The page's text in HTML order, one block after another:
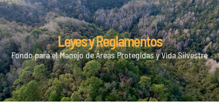
Leyes y Reglamentos
Fondo para el Manejo de Áreas Protegidas y Vida Silvestre